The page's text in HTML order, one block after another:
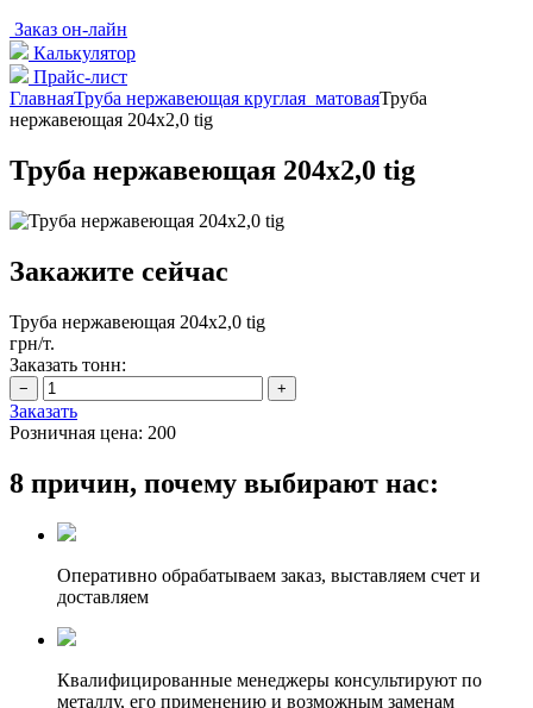
Заказ он-лайн
Калькулятор
Прайс-лист
ГлавнаяТруба нержавеющая круглая матоваяТруба
нержавеющая 204х2,0 tig
Труба нержавеющая 204х2,0 tig
Закажите сейчас
Труба нержавеющая 204х2,0 tig
грн/т.
Заказать тонн:
Заказать
Розничная цена: 200
8 причин, почему выбирают нас:
Оперативно обрабатываем заказ, выставляем счет и
доставляем
Квалифицированные менеджеры консультируют по
металлу, его применению и возможным заменам